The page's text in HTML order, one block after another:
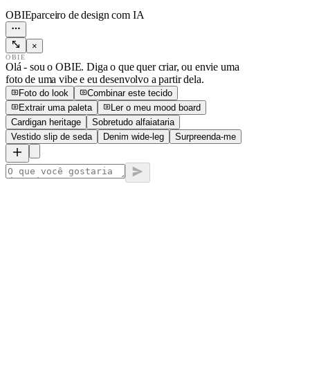
OBIEparceiro de design com IA
×
OBIE
Olá - sou o OBIE. Diga o que quer criar, ou envie uma
foto de uma vibe e eu desenvolvo a partir dela.
Foto do look
Combinar este tecido
Extrair uma paleta
Ler o meu mood board
Cardigan heritage
Sobretudo alfaiataria
Vestido slip de seda
Denim wide-leg Surpreenda-me